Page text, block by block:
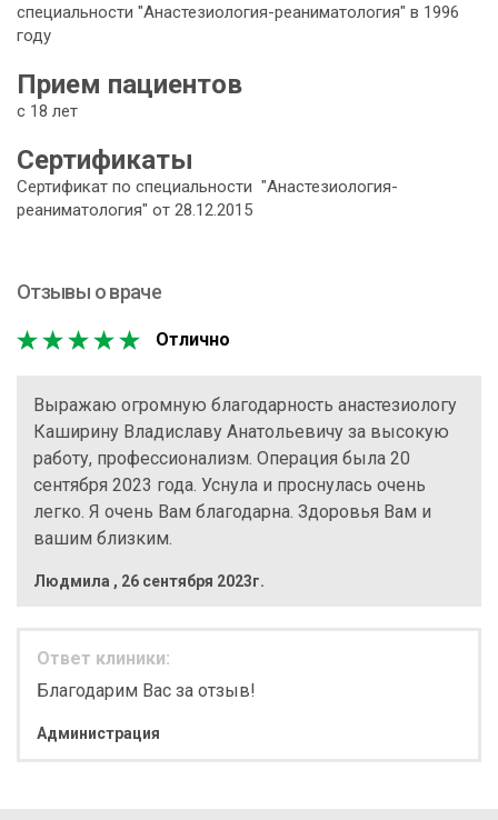
специальности "Анастезиология-реаниматология" в 1996
году
Прием пациентов
с 18 лет
Сертификаты
Сертификат по специальности "Анастезиология-
реаниматология" от 28.12.2015
Отзывы о враче
Отлично
Выражаю огромную благодарность анастезиологу
Каширину Владиславу Анатольевичу за высокую
работу, профессионализм. Операция была 20
сентября 2023 года. Уснула и проснулась очень
легко. Я очень Вам благодарна. Здоровья Вам и
вашим близким.
Людмила , 26 сентября 2023г.
Ответ клиники:
Благодарим Вас за отзыв!
Администрация